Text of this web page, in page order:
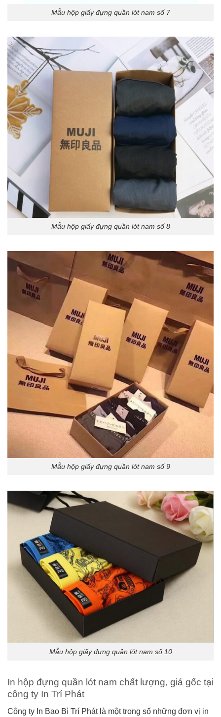
Mẫu hộp giấy đựng quần lót nam số 7
Mẫu hộp giấy đựng quần lót nam số 8
Mẫu hộp giấy đựng quần lót nam số 9
Mẫu hộp giấy đựng quần lót nam số 10
In hộp đựng quần lót nam chất lượng, giá gốc tại
công ty In Trí Phát
Công ty In Bao Bì Trí Phát là một trong số những đơn vị in